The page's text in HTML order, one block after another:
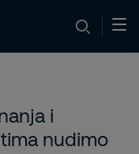
i
nudimo